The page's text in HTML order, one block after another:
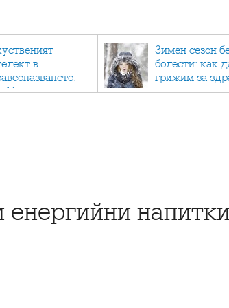
в
AI променя
Зимен сезон
болести: как
грижим за
си в
енергийни